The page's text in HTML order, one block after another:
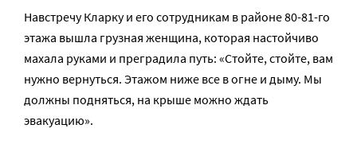
Навстречу Кларку и его сотрудникам в районе 80-81-го
этажа вышла грузная женщина, которая настойчиво
махала руками и преградила путь: «Стойте, стойте, вам
нужно вернуться. Этажом ниже все в огне и дыму. Мы
должны подняться, на крыше можно ждать
эвакуацию».